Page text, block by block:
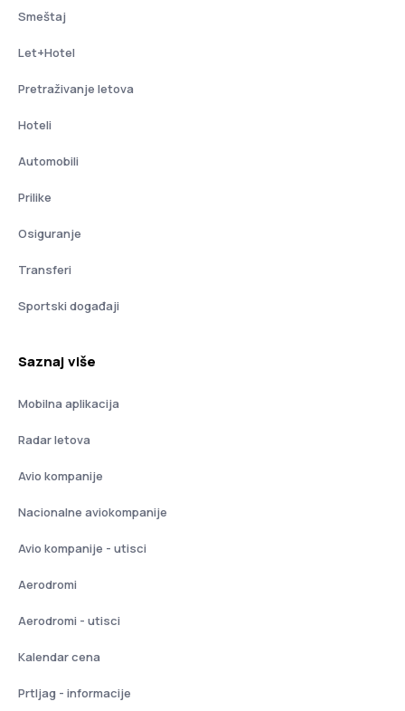
Smeštaj
Let+Hotel
Pretraživanje letova
Hoteli
Automobili
Prilike
Osiguranje
Transferi
Sportski događaji
Saznaj više
Mobilna aplikacija
Radar letova
Avio kompanije
Nacionalne aviokompanije
Avio kompanije - utisci
Aerodromi
Aerodromi - utisci
Kalendar cena
Prtljag - informacije